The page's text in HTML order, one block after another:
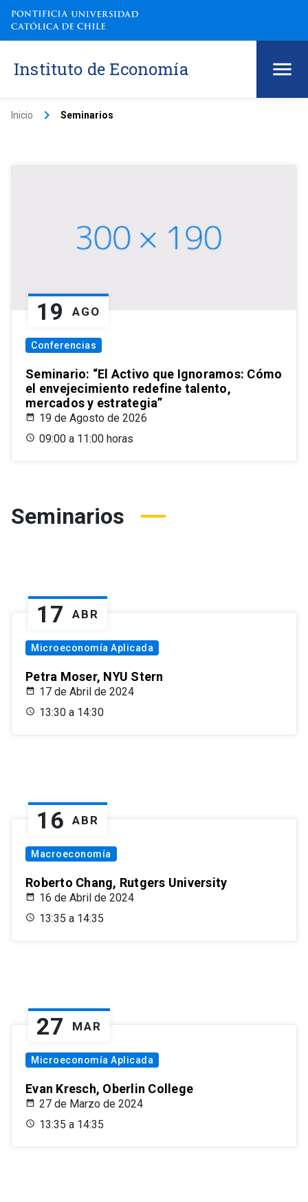
Instituto de Economía
Inicio keyboard_arrow_right Seminarios
19 AGO
Conferencias
Seminario: “El Activo que Ignoramos: Cómo
el envejecimiento redefine talento,
mercados y estrategia”
19 de Agosto de 2026
09:00 a 11:00 horas
Seminarios
17 ABR
Microeconomía Aplicada
Petra Moser, NYU Stern
17 de Abril de 2024
13:30 a 14:30
16 ABR
Macroeconomía
Roberto Chang, Rutgers University
16 de Abril de 2024
13:35 a 14:35
27 MAR
Microeconomía Aplicada
Evan Kresch, Oberlin College
27 de Marzo de 2024
13:35 a 14:35